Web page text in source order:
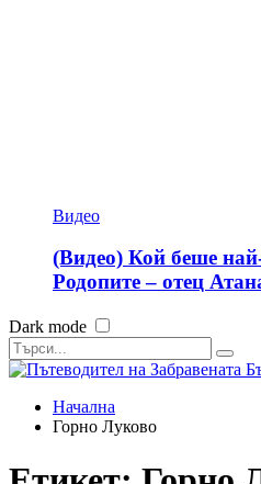
Видео
(Видео) Кой беше
Родопите – отец
Dark mode
Начална
Горно Луково